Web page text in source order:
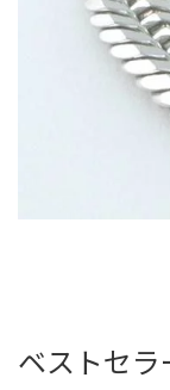
ベストセ